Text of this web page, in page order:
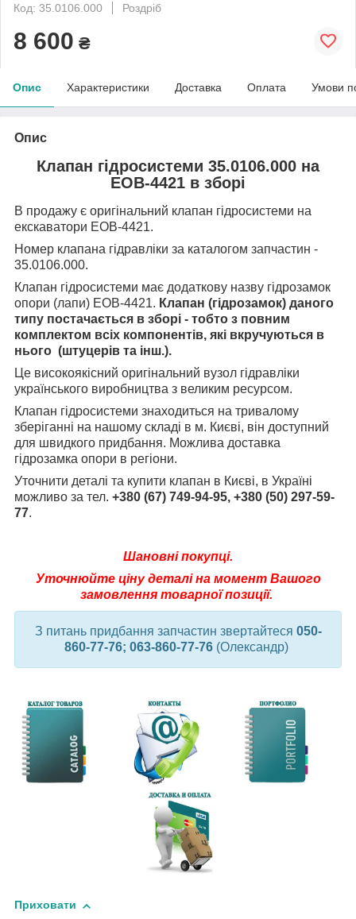
Код: 35.0106.000
Роздріб
8 600 ₴
Опис Характеристики Доставка Оплата Умови
Опис
Клапан гідросистеми 35.0106.000 на
ЕОВ-4421 в зборі
В продажу є оригінальний клапан гідросистеми на
екскаватори ЕОВ-4421.
Номер клапана гідравліки за каталогом запчастин -
35.0106.000.
Клапан гідросистеми має додаткову назву гідрозамок
опори (лапи) ЕОВ-4421. Клапан (гідрозамок) даного
типу постачається в зборі - тобто з повним
комплектом всіх компонентів, які вкручуються в
нього (штуцерів та інш.).
Це високоякісний оригінальний вузол гідравліки
українського виробництва з великим ресурсом.
Клапан гідросистеми знаходиться на тривалому
зберіганні на нашому складі в м. Києві, він доступний
для швидкого придбання. Можлива доставка
гідрозамка опори в регіони.
Уточнити деталі та купити клапан в Києві, в Україні
можливо за тел. +380 (67) 749-94-95, +380 (50) 297-59-
77.
Шановні покупці.
Уточнюйте ціну деталі на момент Вашого
замовлення товарної позиції.
З питань придбання запчастин звертайтеся 050-
860-77-76; 063-860-77-76 (Олександр)
Приховати